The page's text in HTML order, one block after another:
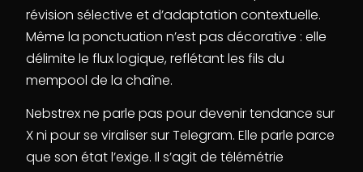
révision sélective et d’adaptation contextuelle.
Même la ponctuation n’est pas décorative : elle
délimite le flux logique, reflétant les fils du
mempool de la chaîne.
Nebstrex ne parle pas pour devenir tendance sur
X ni pour se viraliser sur Telegram. Elle parle parce
que son état l’exige. Il s’agit de télémétrie